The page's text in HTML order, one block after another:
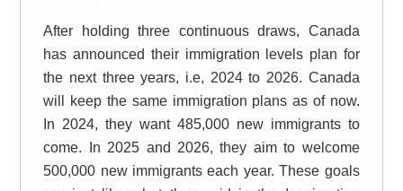
After holding three continuous draws, Canada
has announced their immigration levels plan for
the next three years, i.e, 2024 to 2026. Canada
will keep the same immigration plans as of now.
In 2024, they want 485,000 new immigrants to
come. In 2025 and 2026, they aim to welcome
500,000 new immigrants each year. These goals